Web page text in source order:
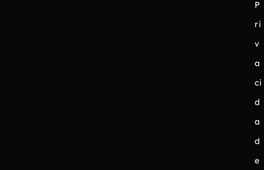
P
ri
v
a
ci
d
a
d
e